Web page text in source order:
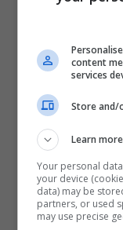
content
services
Store and/
Learn more
Your personal
your device
data) may be
partners, or used
may use precise